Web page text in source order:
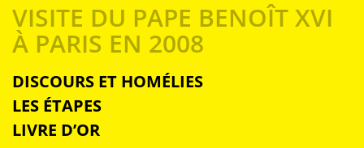
VISITE DU PAPE BENOÎT XVI
À PARIS EN 2008
DISCOURS ET HOMÉLIES
LES ÉTAPES
LIVRE D’OR